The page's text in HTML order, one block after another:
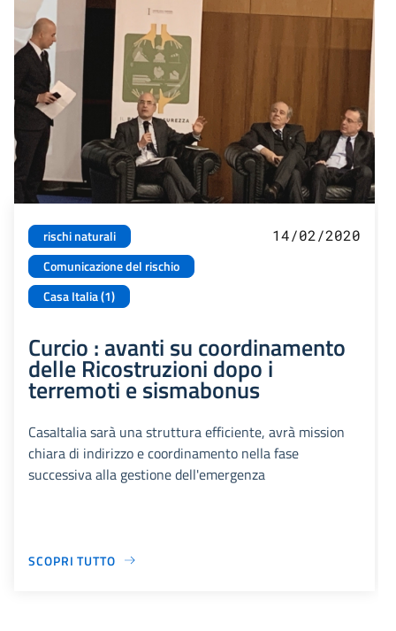
rischi naturali
Comunicazione del rischio
Casa Italia (1)
14/02/2020
Curcio : avanti su coordinamento
delle Ricostruzioni dopo i
terremoti e sismabonus
CasaItalia sarà una struttura efficiente, avrà mission
chiara di indirizzo e coordinamento nella fase
successiva alla gestione dell'emergenza
SCOPRI TUTTO